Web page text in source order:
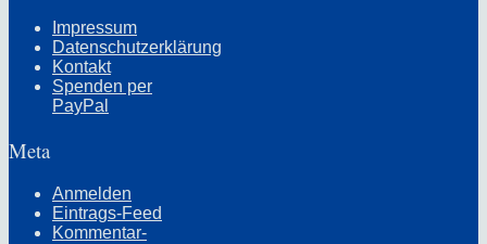
Impressum
Datenschutzerklärung
Kontakt
Spenden per
PayPal
Meta
Anmelden
Eintrags-Feed
Kommentar-